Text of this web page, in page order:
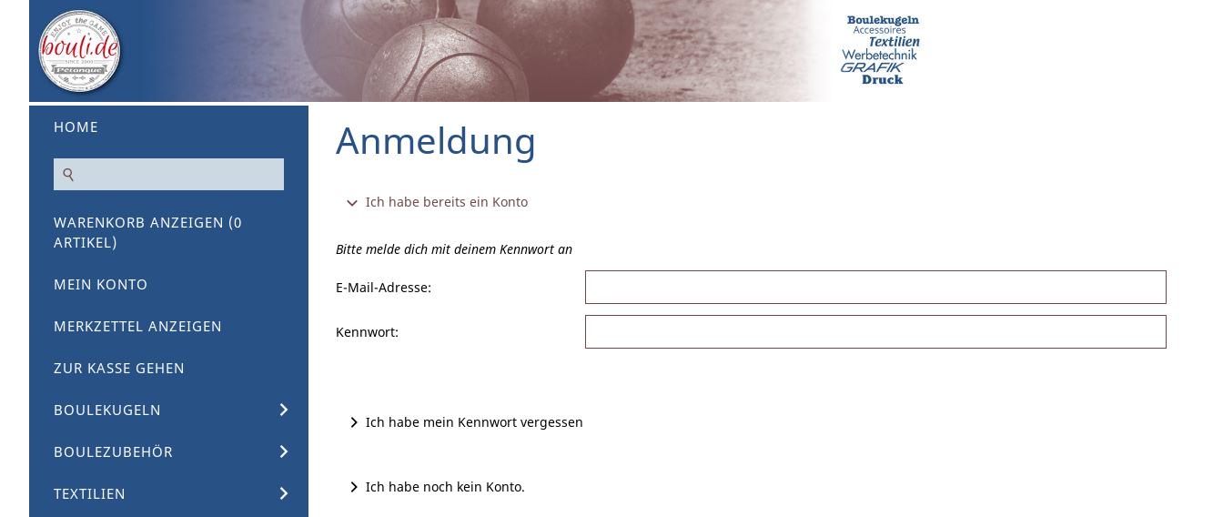
HOME
WARENKORB ANZEIGEN (0
ARTIKEL)
MEIN KONTO
MERKZETTEL ANZEIGEN
ZUR KASSE GEHEN
BOULEKUGELN
BOULEZUBEHÖR
TEXTILIEN
Anmeldung
Ich habe bereits ein Konto
Bitte melde dich mit deinem Kennwort an
E-Mail-Adresse:
Kennwort:
Ich habe mein Kennwort vergessen
Ich habe noch kein Konto.